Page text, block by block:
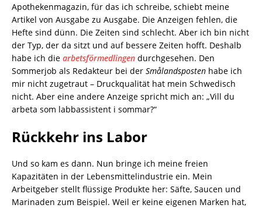
Apothekenmagazin, für das ich schreibe, schiebt meine
Artikel von Ausgabe zu Ausgabe. Die Anzeigen fehlen, die
Hefte sind dünn. Die Zeiten sind schlecht. Aber ich bin nicht
der Typ, der da sitzt und auf bessere Zeiten hofft. Deshalb
habe ich die arbetsförmedlingen durchgesehen. Den
Sommerjob als Redakteur bei der Smålandsposten habe ich
mir nicht zugetraut – Druckqualität hat mein Schwedisch
nicht. Aber eine andere Anzeige spricht mich an: „Vill du
arbeta som labbassistent i sommar?“
Rückkehr ins Labor
Und so kam es dann. Nun bringe ich meine freien
Kapazitäten in der Lebensmittelindustrie ein. Mein
Arbeitgeber stellt flüssige Produkte her: Säfte, Saucen und
Marinaden zum Beispiel. Weil er keine eigenen Marken hat,